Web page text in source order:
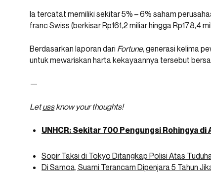
Ia tercatat memiliki sekitar 5% – 6% saham
franc Swiss (berkisar Rp161,2 miliar hingga Rp178,4
Berdasarkan laporan dari Fortune, generasi kelima
untuk mewariskan harta kekayaannya tersebut
—
Letussknow your thoughts!
UNHCR: Sekitar 700 Pengungsi Rohingya
Sopir Taksi di Tokyo Ditangkap Polisi Atas
Di Samoa, Suami Terancam Dipenjara 5 Tahun